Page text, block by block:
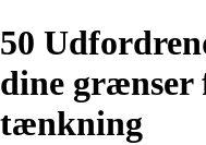
50
dine grænser
tænkning